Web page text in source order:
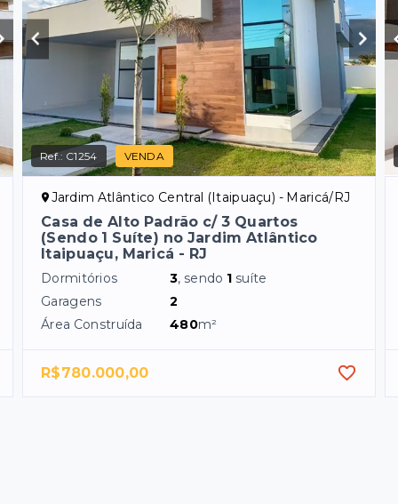
Ref.: C1254 VENDA
Jardim Atlântico Central (Itaipuaçu) - Maricá/RJ
Casa de Alto Padrão c/ 3 Quartos
(Sendo 1 Suíte) no Jardim Atlântico
Itaipuaçu, Maricá - RJ
Dormitórios 3, sendo 1 suíte
Garagens
2
Área Construída
480m²
R$780.000,00